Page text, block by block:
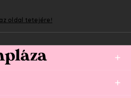
oldal tetejére!